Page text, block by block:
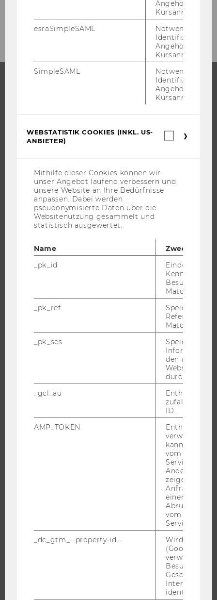
News Student Counselling Details SoSe 2025
MASTER
EXECUTIVE EDUCATION
BEWERBUNG UND ZULASSUNG
INFORMATIONEN FÜR STUDIERENDE
INTERNATIONALE UND INCOMING EXCHANGE STUDIERENDE
ANGEBOTE FÜR SCHULEN UND STUDIENINTERESSIERTE
IMPACT DER FORSCHUNG
ORGANISATION DER FORSCHUNG
Angehörige/r für
Kursanmeldung.
esraSimpleSAML
Notwendig zur
Identifizierung
Angehörige/r für
Kursanmeldung.
SimpleSAML
Notwendig zur
Identifizierung
Angehörige/r für
Kursanmeldung.
WEBSTATISTIK COOKIES (INKL. US-
ANBIETER)
Mithilfe dieser Cookies können wir
unser Angebot laufend verbessern und
unsere Website an Ihre Bedürfnisse
anpassen. Dabei werden
pseudonymisierte Daten über die
Websitenutzung gesammelt und
statistisch ausgewertet.
Name
Zweck
_pk_id
Eindeutige
Besuchers
Matomo.
_pk_ref
Speicherung
Referrers
Matomo.
_pk_ses
Speicherung
den aktuellen
durch
_gcl_au
Enthält eine
ID.
AMP_TOKEN
Enthält ein
verwendet
kann, um
vom AMP-
Service
Andere
zeigen Opt-
Anfrage im
einen Fehler
Abrufen
vom AMP
Service an.
_dc_gtm_--property-id--
Wird von
(Google Tag
verwendet,
Besucher
Geschlecht
Interessen zu
identifizieren.